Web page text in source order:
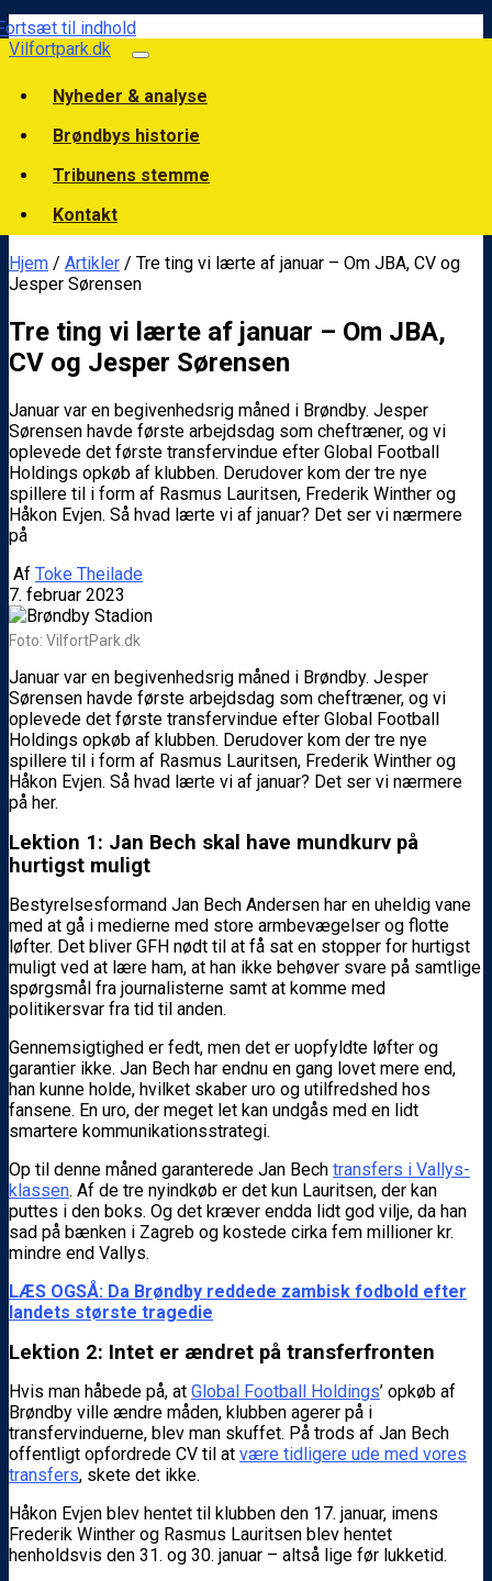
til indhold
Vilfortpark.dk
Nyheder & analyse
Brøndbys historie
Tribunens stemme
Kontakt
Hjem / Artikler / Tre ting vi lærte af januar – Om JBA, CV og
Jesper Sørensen
Tre ting vi lærte af januar – Om JBA,
CV og Jesper Sørensen
Januar var en begivenhedsrig måned i Brøndby. Jesper
Sørensen havde første arbejdsdag som cheftræner, og vi
oplevede det første transfervindue efter Global Football
Holdings opkøb af klubben. Derudover kom der tre nye
spillere til i form af Rasmus Lauritsen, Frederik Winther og
Håkon Evjen. Så hvad lærte vi af januar? Det ser vi nærmere
på
Af Toke Theilade
7. februar 2023
Foto: VilfortPark.dk
Januar var en begivenhedsrig måned i Brøndby. Jesper
Sørensen havde første arbejdsdag som cheftræner, og vi
oplevede det første transfervindue efter Global Football
Holdings opkøb af klubben. Derudover kom der tre nye
spillere til i form af Rasmus Lauritsen, Frederik Winther og
Håkon Evjen. Så hvad lærte vi af januar? Det ser vi nærmere
på her.
Lektion 1: Jan Bech skal have mundkurv på
hurtigst muligt
Bestyrelsesformand Jan Bech Andersen har en uheldig vane
med at gå i medierne med store armbevægelser og flotte
løfter. Det bliver GFH nødt til at få sat en stopper for hurtigst
muligt ved at lære ham, at han ikke behøver svare på samtlige
spørgsmål fra journalisterne samt at komme med
politikersvar fra tid til anden.
Gennemsigtighed er fedt, men det er uopfyldte løfter og
garantier ikke. Jan Bech har endnu en gang lovet mere end,
han kunne holde, hvilket skaber uro og utilfredshed hos
fansene. En uro, der meget let kan undgås med en lidt
smartere kommunikationsstrategi.
Op til denne måned garanterede Jan Bech transfers i Vallys-
klassen. Af de tre nyindkøb er det kun Lauritsen, der kan
puttes i den boks. Og det kræver endda lidt god vilje, da han
sad på bænken i Zagreb og kostede cirka fem millioner kr.
mindre end Vallys.
LÆS OGSÅ: Da Brøndby reddede zambisk fodbold efter
landets største tragedie
Lektion 2: Intet er ændret på transferfronten
Hvis man håbede på, at Global Football Holdings’ opkøb af
Brøndby ville ændre måden, klubben agerer på i
transfervinduerne, blev man skuffet. På trods af Jan Bech
offentligt opfordrede CV til at være tidligere ude med vores
transfers, skete det ikke.
Håkon Evjen blev hentet til klubben den 17. januar, imens
Frederik Winther og Rasmus Lauritsen blev hentet
henholdsvis den 31. og 30. januar – altså lige før lukketid.